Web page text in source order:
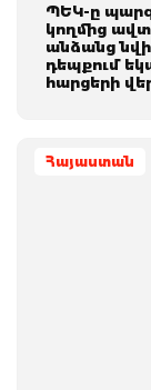
ՊԵԿ-ը
կողմից
անձանց
դեպքում
հարցերի
Հայաստան